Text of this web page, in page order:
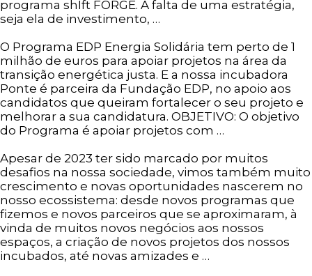
programa shIft FORGE. A falta de uma estratégia,
seja ela de investimento, …
O Programa EDP Energia Solidária tem perto de 1
milhão de euros para apoiar projetos na área da
transição energética justa. E a nossa incubadora
Ponte é parceira da Fundação EDP, no apoio aos
candidatos que queiram fortalecer o seu projeto e
melhorar a sua candidatura. OBJETIVO: O objetivo
do Programa é apoiar projetos com …
Apesar de 2023 ter sido marcado por muitos
desafios na nossa sociedade, vimos também muito
crescimento e novas oportunidades nascerem no
nosso ecossistema: desde novos programas que
fizemos e novos parceiros que se aproximaram, à
vinda de muitos novos negócios aos nossos
espaços, a criação de novos projetos dos nossos
incubados, até novas amizades e …